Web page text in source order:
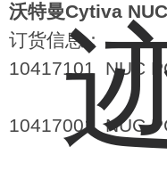
沃特曼Cytiva
订货信息：
10417101 NUC
10417001 NUC